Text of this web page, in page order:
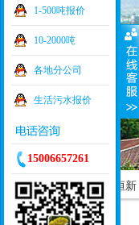
当前位置：首页>关于恒新
1-500吨报价
10-2000吨
各地分公司
生活污水报价
15006657261